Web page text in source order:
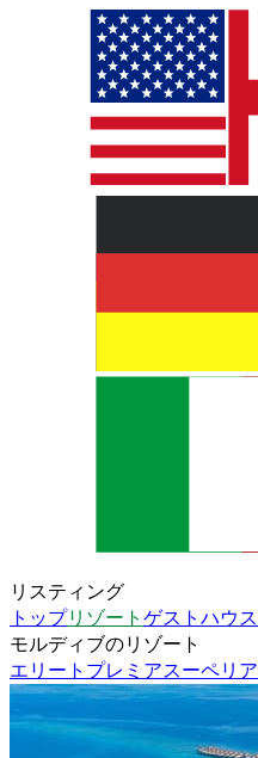
リスティング
トップリゾート ゲストハウス
モルディブのリゾート
エリート プレミアスーペリア